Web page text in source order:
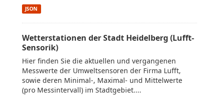
JSON
Wetterstationen der Stadt Heidelberg (Lufft-
Sensorik)
Hier finden Sie die aktuellen und vergangenen
Messwerte der Umweltsensoren der Firma Lufft,
sowie deren Minimal-, Maximal- und Mittelwerte
(pro Messintervall) im Stadtgebiet....